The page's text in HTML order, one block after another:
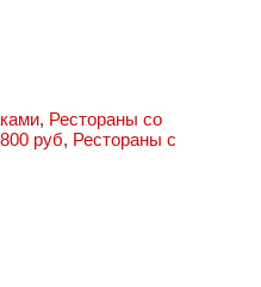
, Рестораны со
руб, Рестораны с